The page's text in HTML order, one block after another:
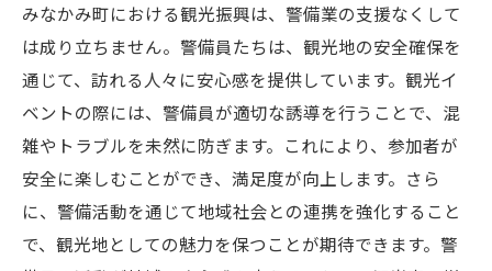
みなかみ町における観光振興は、警備業の支援なくして
は成り立ちません。警備員たちは、観光地の安全確保を
通じて、訪れる人々に安心感を提供しています。観光イ
ベントの際には、警備員が適切な誘導を行うことで、混
雑やトラブルを未然に防ぎます。これにより、参加者が
安全に楽しむことができ、満足度が向上します。さら
に、警備活動を通じて地域社会との連携を強化すること
で、観光地としての魅力を保つことが期待できます。警